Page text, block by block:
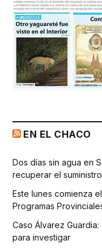
EN EL CHACO
Dos días sin agua en
recuperar el suministro
Este lunes comienza
Programas
Caso Álvarez
para investigar